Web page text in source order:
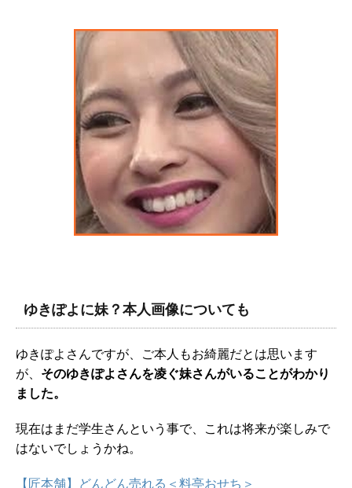
ゆきぽよに妹？本人画像についても
ゆきぽよさんですが、ご本人もお綺麗だとは思います
が、 そのゆきぽよさんを凌ぐ妹さんがいることがわかり
ました。
現在はまだ学生さんという事で、これは将来が楽しみで
はないでしょうかね。
【匠本舗】どんどん売れる＜料亭おせち＞